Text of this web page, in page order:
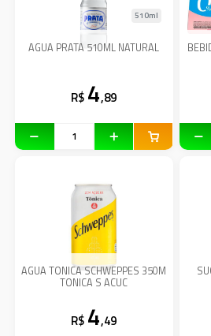
AGUA PRATA 510ML NATURAL
510ml
R$ 4,89
AGUA TONICA SCHWEPPES 350M
TONICA S ACUC
R$ 4,49